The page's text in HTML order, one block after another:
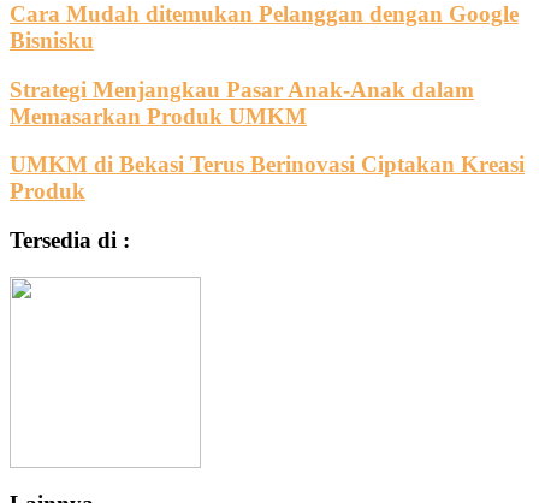
Cara Mudah ditemukan Pelanggan dengan Google
Bisnisku
Strategi Menjangkau Pasar Anak-Anak dalam
Memasarkan Produk UMKM
UMKM di Bekasi Terus Berinovasi Ciptakan Kreasi
Produk
Tersedia di :